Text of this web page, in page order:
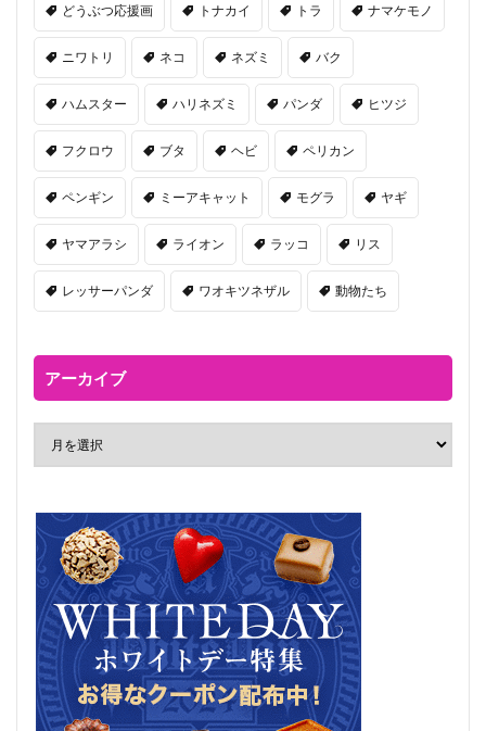
どうぶつ応援画 トナカイ トラ ナマケモノ
ニワトリ ネコ ネズミ バク
ハムスター ハリネズミ パンダ ヒツジ
フクロウ ブタ ヘビ ペリカン
ペンギン ミーアキャット モグラ ヤギ
ヤマアラシ ライオン ラッコ リス
レッサーパンダ ワオキツネザル 動物たち
アーカイブ